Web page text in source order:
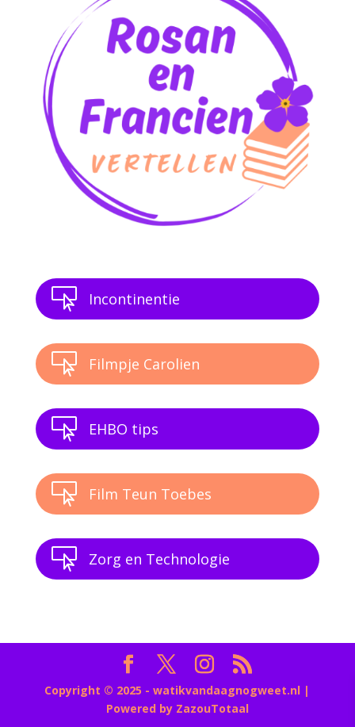
 Incontinentie
 Filmpje Carolien
 EHBO tips
 Film Teun Toebes
 Zorg en Technologie
Copyright © 2025 - watikvandaagnogweet.nl |
Powered by ZazouTotaal